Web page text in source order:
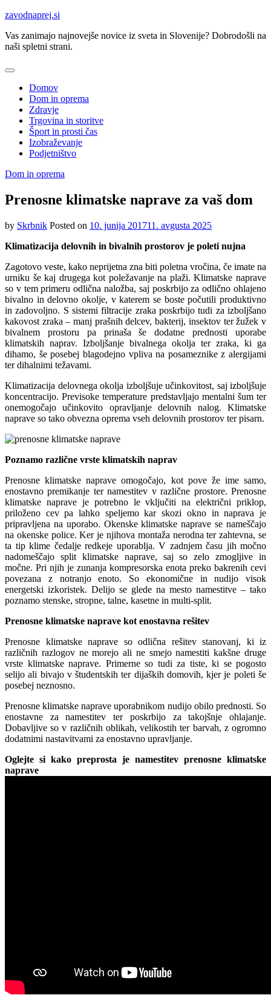
Skip
content
zavodnaprej.si
Vas zanimajo najnovejše novice iz sveta in Slovenije? Dobrodošli na
naši spletni strani.
Domov
Dom in oprema
Zdravje
Trgovina in storitve
Šport in prosti čas
Izobraževanje
Podjetništvo
Dom in oprema
Prenosne klimatske naprave za vaš dom
by Skrbnik Posted on 10. junija 201711. avgusta 2025
Klimatizacija delovnih in bivalnih prostorov je poleti nujna
Zagotovo veste, kako neprijetna zna biti poletna vročina, če imate na
urniku še kaj drugega kot poležavanje na plaži. Klimatske naprave
so v tem primeru odlična naložba, saj poskrbijo za odlično ohlajeno
bivalno in delovno okolje, v katerem se boste počutili produktivno
in zadovoljno. S sistemi filtracije zraka poskrbijo tudi za izboljšano
kakovost zraka – manj prašnih delcev, bakterij, insektov ter žužek v
bivalnem prostoru pa prinaša še dodatne prednosti uporabe
klimatskih naprav. Izboljšanje bivalnega okolja ter zraka, ki ga
dihamo, še posebej blagodejno vpliva na posameznike z alergijami
ter dihalnimi težavami.
Klimatizacija delovnega okolja izboljšuje učinkovitost, saj izboljšuje
koncentracijo. Previsoke temperature predstavljajo mentalni šum ter
onemogočajo učinkovito opravljanje delovnih nalog. Klimatske
naprave so tako obvezna oprema vseh delovnih prostorov ter pisarn.
Poznamo različne vrste klimatskih naprav
Prenosne klimatske naprave omogočajo, kot pove že ime samo,
enostavno premikanje ter namestitev v različne prostore. Prenosne
klimatske naprave je potrebno le vključiti na električni priklop,
priloženo cev pa lahko speljemo kar skozi okno in naprava je
pripravljena na uporabo. Okenske klimatske naprave se nameščajo
na okenske police. Ker je njihova montaža nerodna ter zahtevna, se
ta tip klime čedalje redkeje uporablja. V zadnjem času jih močno
nadomeščajo split klimatske naprave, saj so zelo zmogljive in
močne. Pri njih je zunanja kompresorska enota preko bakrenih cevi
povezana z notranjo enoto. So ekonomične in nudijo visok
energetski izkoristek. Delijo se glede na mesto namestitve – tako
poznamo stenske, stropne, talne, kasetne in multi-split.
Prenosne klimatske naprave kot enostavna rešitev
Prenosne klimatske naprave so odlična rešitev stanovanj, ki iz
različnih razlogov ne morejo ali ne smejo namestiti kakšne druge
vrste klimatske naprave. Primerne so tudi za tiste, ki se pogosto
selijo ali bivajo v študentskih ter dijaških domovih, kjer je poleti še
posebej neznosno.
Prenosne klimatske naprave uporabnikom nudijo obilo prednosti. So
enostavne za namestitev ter poskrbijo za takojšnje ohlajanje.
Dobavljive so v različnih oblikah, velikostih ter barvah, z ogromno
dodatnimi nastavitvami za enostavno upravljanje.
Oglejte si kako preprosta je namestitev prenosne klimatske
naprave